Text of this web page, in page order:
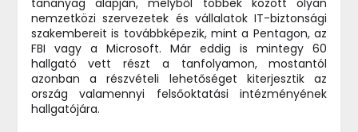
tananyag alapján, melyből többek között olyan
nemzetközi szervezetek és vállalatok IT-biztonsági
szakembereit is továbbképezik, mint a Pentagon, az
FBI vagy a Microsoft. Már eddig is mintegy 60
hallgató vett részt a tanfolyamon, mostantól
azonban a részvételi lehetőséget kiterjesztik az
ország valamennyi felsőoktatási intézményének
hallgatójára.